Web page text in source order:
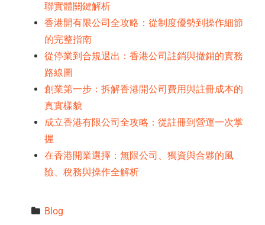
聯實體關鍵解析
香港開有限公司全攻略：從制度優勢到操作細節
的完整指南
從停業到合規退出：香港公司註銷與撤銷的實務
路線圖
創業第一步：拆解香港開公司費用與註冊成本的
真實樣貌
成立香港有限公司全攻略：從註冊到營運一次掌
握
在香港開業選擇：無限公司、獨資與合夥的風
險、稅務與操作全解析
Blog